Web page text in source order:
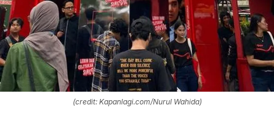
(credit: Kapanlagi.com/Nurul Wahida)